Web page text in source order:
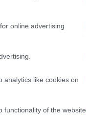
online advertising
analytics like cookies on
functionality of the website